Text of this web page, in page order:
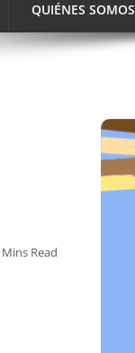
QUIÉNES SOMOS
Read